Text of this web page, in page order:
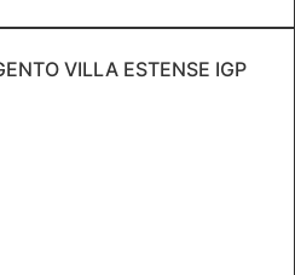
VILLA ESTENSE IGP